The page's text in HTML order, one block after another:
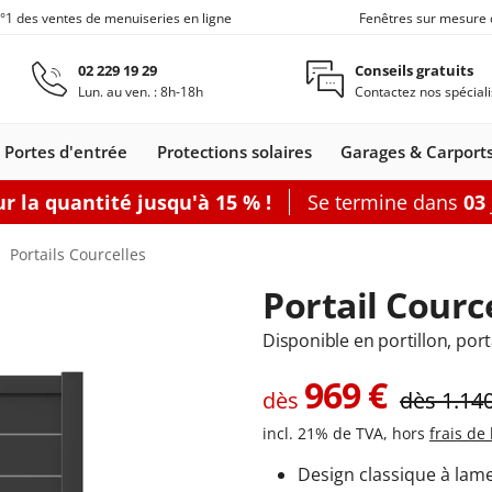
Aller au contenu principal
des ventes de menuiseries en ligne Fenêtres sur mesure
02 229 19 29
Lun. au ven. : 8h-18h
Conseils gratuits
Contactez nos
Fenêtres Alu
Fenêtres de toit Fenêtre coulissante
Portes-fenêtres
Accessoires
Produits
Joints de
Baie accordéon
coulissante
Options
Baie vitrée 3
Baie vitrée 4
Portes d'entrée
d'entrée
Bois
Portes de service
service
service
Configurer une porte de service
Protections solaires
extérieurs
Garages &
Carports
Carports
adossés
autoportants
de jardin
Configurer
Clôtures
Configurer Configurer
la quantité jusqu'à 15 % ! Se termine dans 03
Portails Courcelles
Portail
Disponible en portillon,
dès 969€ dès
incl. 21% de TVA, hors frais de
Design classique à